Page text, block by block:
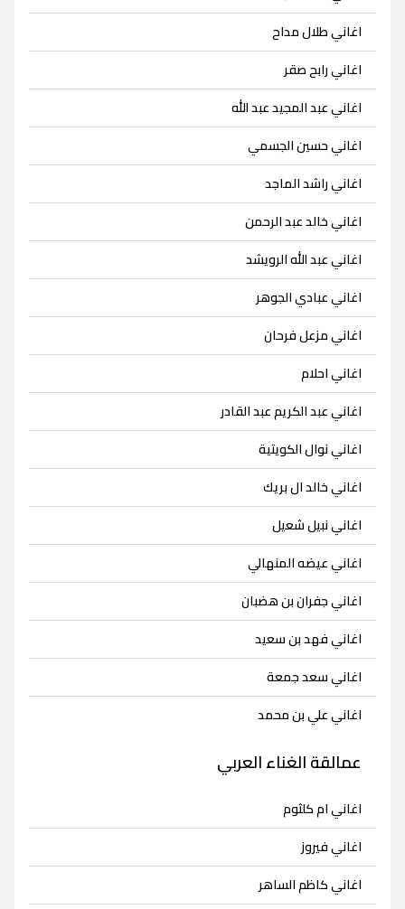
اغاني طلال مداح
اغاني رابح صقر
اغاني عبد المجيد عبد الله
اغاني حسين الجسمي
اغاني راشد الماجد
اغاني خالد عبد الرحمن
اغاني عبد الله الرويشد
اغاني عبادي الجوهر
اغاني مزعل فرحان
اغاني احلام
اغاني عبد الكريم عبد القادر
اغاني نوال الكويتية
اغاني خالد ال بريك
اغاني نبيل شعيل
اغاني عيضه المنهالي
اغاني جفران بن هضبان
اغاني فهد بن سعيد
اغاني سعد جمعة
اغاني علي بن محمد
عمالقة الغناء العربي
اغاني ام كلثوم
اغاني فيروز
اغاني كاظم الساهر